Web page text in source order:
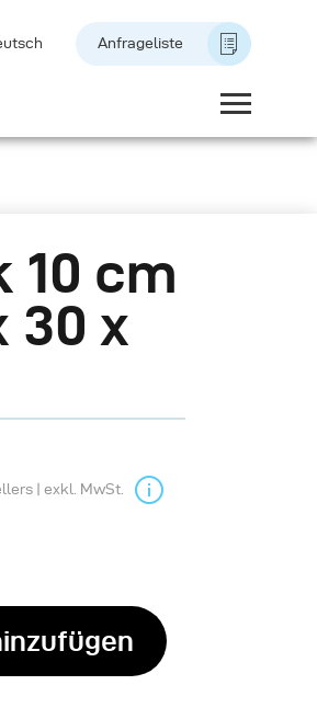
Anfrageliste
10 cm
30 x
| exkl. MwSt.